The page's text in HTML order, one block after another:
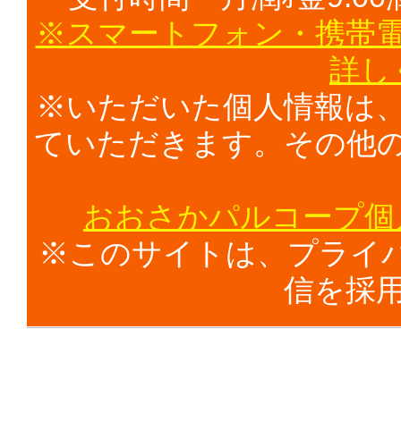
※スマートフォン・携帯
詳し
※いただいた個人情報は
ていただきます。その他
おおさかパルコープ
※このサイトは、プライ
信を採